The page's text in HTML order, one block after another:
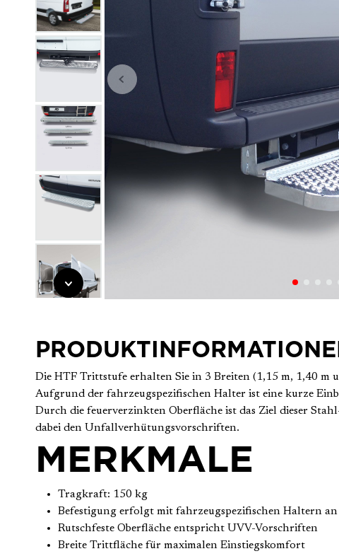
Die HTF Trittstufe erhalten Sie in 3 Breiten (1,15 m, 1,40 m
Aufgrund der fahrzeugspezifischen Halter ist eine kurze
Durch die feuerverzinkten Oberfläche ist das Ziel dieser
dabei den Unfallverhütungsvorschriften.
MERKMALE
Tragkraft: 150 kg
Befestigung erfolgt mit fahrzeugspezifischen Haltern
Rutschfeste Oberfläche entspricht UVV-Vorschriften
Breite Trittfläche für maximalen Einstiegskomfort